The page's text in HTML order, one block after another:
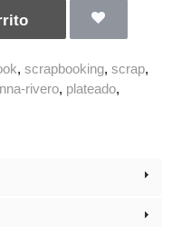
scrapbooking scrap
rivero plateado